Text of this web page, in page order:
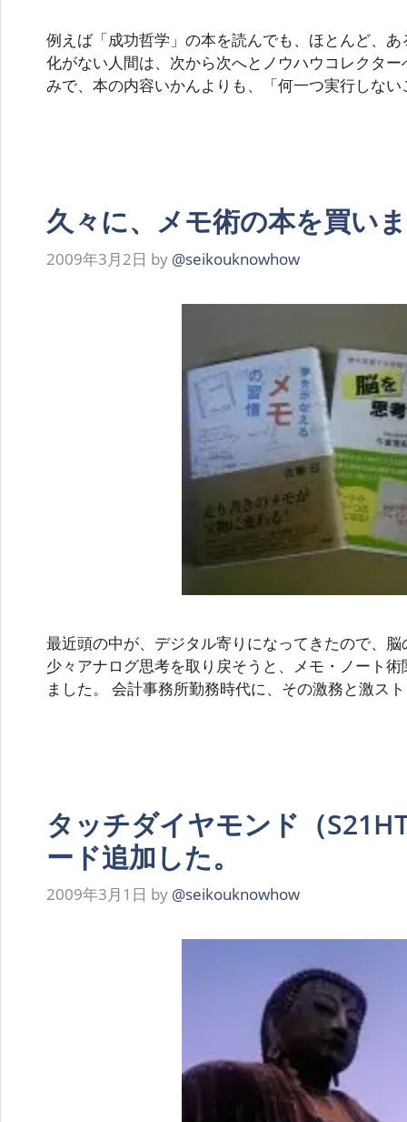
例えば「成功哲学」の本を読んでも、ほとんど、
化がない人間は、次から次へとノウハウコレクタ
みで、本の内容いかんよりも、「何一つ実行しない
久々に、メモ術の本を買い
2009年3月2日 by @seikouknowhow
最近頭の中が、デジタル寄りになってきたので、
少々アナログ思考を取り戻そうと、メモ・ノート
ました。 会計事務所勤務時代に、その激務と激ス
タッチダイヤモンド（
ード追加した。
2009年3月1日 by @seikouknowhow